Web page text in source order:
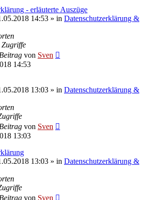
- erläuterte Auszüge
14:53 » in Datenschutzerklärung &
Zugriffe
von Sven
14:53
13:03 » in Datenschutzerklärung &
von Sven
13:03
13:03 » in Datenschutzerklärung &
von Sven